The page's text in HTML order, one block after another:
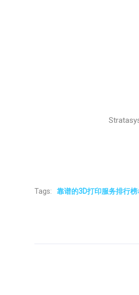
Tags: 靠谱的3D打印服务排行榜